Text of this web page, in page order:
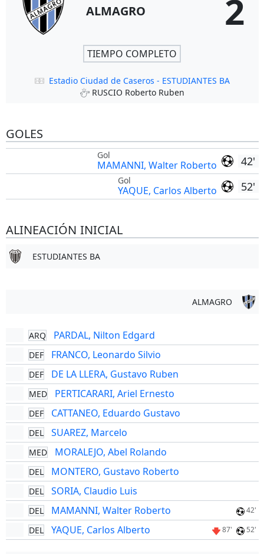
ALMAGRO 2
TIEMPO COMPLETO
Estadio Ciudad de Caseros - ESTUDIANTES BA
RUSCIO Roberto Ruben
GOLES
42'
Gol
MAMANNI, Walter Roberto
52'
Gol
YAQUE, Carlos Alberto
ALINEACIÓN INICIAL
ESTUDIANTES BA
ALMAGRO
ARQ PARDAL, Nilton Edgard
DEF FRANCO, Leonardo Silvio
DEF DE LA LLERA, Gustavo Ruben
MED PERTICARARI, Ariel Ernesto
DEF CATTANEO, Eduardo Gustavo
DEL SUAREZ, Marcelo
MED MORALEJO, Abel Rolando
DEL MONTERO, Gustavo Roberto
DEL SORIA, Claudio Luis
DEL MAMANNI, Walter Roberto 42'
DEL YAQUE, Carlos Alberto 87' 52'